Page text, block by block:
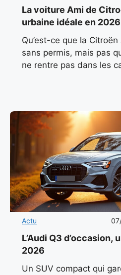
La voiture Ami de
urbaine idéale en 2026
Qu’est-ce que la
sans permis, mais pas
ne rentre pas dans les
Actu
L’Audi Q3 d’occasion,
2026
Un SUV compact qui